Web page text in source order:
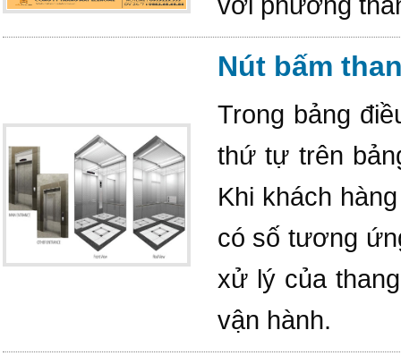
Nút bấm
Trong bảng
thứ tự trên
Khi khách
có số tương
xử lý của
vận hành.